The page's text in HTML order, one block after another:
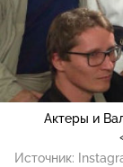
Актеры и
Источник: